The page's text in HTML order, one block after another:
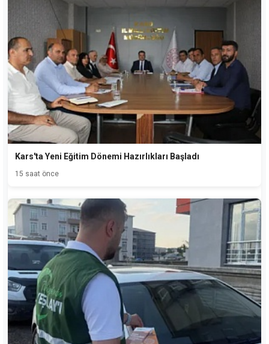
Kars'ta Yeni Eğitim Dönemi Hazırlıkları Başladı
15 saat önce